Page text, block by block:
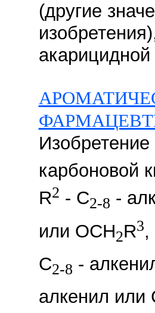
(другие
карбоновой
R2 - C2-8 -
или OCH2R3,
C2-8 -
алкенил или